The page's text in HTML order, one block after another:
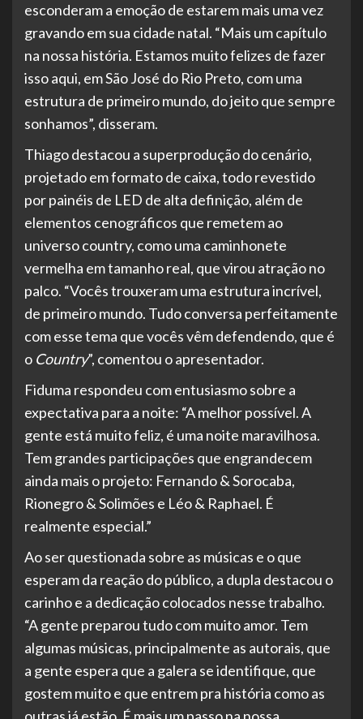
esconderam a emoção de estarem mais uma vez
gravando em sua cidade natal. “Mais um capítulo
na nossa história. Estamos muito felizes de fazer
isso aqui, em São José do Rio Preto, com uma
estrutura de primeiro mundo, do jeito que sempre
sonhamos”, disseram.
Thiago destacou a superprodução do cenário,
projetado em formato de caixa, todo revestido
por painéis de LED de alta definição, além de
elementos cenográficos que remetem ao
universo country, como uma caminhonete
vermelha em tamanho real, que virou atração no
palco. “Vocês trouxeram uma estrutura incrível,
de primeiro mundo. Tudo conversa perfeitamente
com esse tema que vocês vêm defendendo, que é
o Country”, comentou o apresentador.
Fiduma respondeu com entusiasmo sobre a
expectativa para a noite: “A melhor possível. A
gente está muito feliz, é uma noite maravilhosa.
Tem grandes participações que engrandecem
ainda mais o projeto: Fernando & Sorocaba,
Rionegro & Solimões e Léo & Raphael. É
realmente especial.”
Ao ser questionada sobre as músicas e o que
esperam da reação do público, a dupla destacou o
carinho e a dedicação colocados nesse trabalho.
“A gente preparou tudo com muito amor. Tem
algumas músicas, principalmente as autorais, que
a gente espera que a galera se identifique, que
gostem muito e que entrem pra história como as